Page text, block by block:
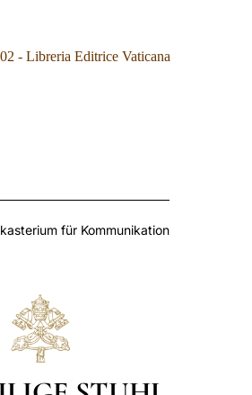
- Libreria Editrice Vaticana
für Kommunikation